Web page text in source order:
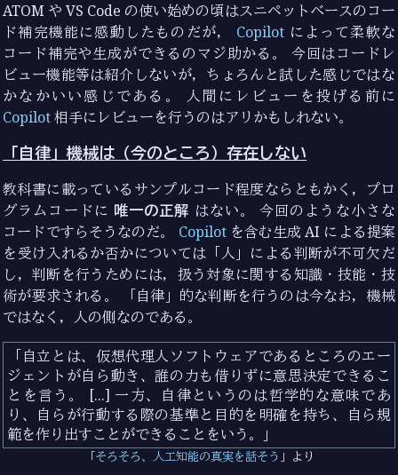
ATOM や VS Code の使い始めの頃はスニペットベースのコー
ド補完機能に感動したものだが， Copilot によって柔軟な
コード補完や生成ができるのマジ助かる。 今回はコードレ
ビュー機能等は紹介しないが，ちょろんと試した感じではな
かなかいい感じである。 人間にレビューを投げる前に
Copilot相手にレビューを行うのはアリかもしれない。
「自律」機械は（今のところ）存在しない
教科書に載っているサンプルコード程度ならともかく，プロ
グラムコードに 唯一の正解 はない。 今回のような小さな
コードですらそうなのだ。 Copilotを含む生成 AI による提案
を受け入れるか否かについては「人」による判断が不可欠だ
し，判断を行うためには，扱う対象に関する知識・技能・技
術が要求される。 「自律」的な判断を行うのは今なお，機械
ではなく，人の側なのである。
自立とは、仮想代理人ソフトウェアであるところのエー
ジェントが自ら動き、誰の力も借りずに意思決定できるこ
とを言う。 [...] 一方、自律というのは哲学的な意味であ
り、自らが行動する際の基準と目的を明確を持ち、自ら規
範を作り出すことができることをいう。
そろそろ、人工知能の真実を話そう より